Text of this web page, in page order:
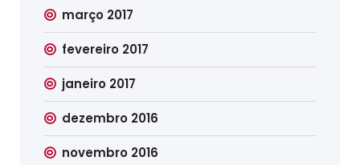
março 2017
fevereiro 2017
janeiro 2017
dezembro 2016
novembro 2016